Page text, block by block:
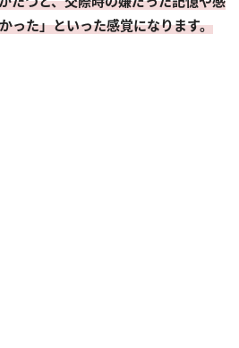
った」といった感覚になります。